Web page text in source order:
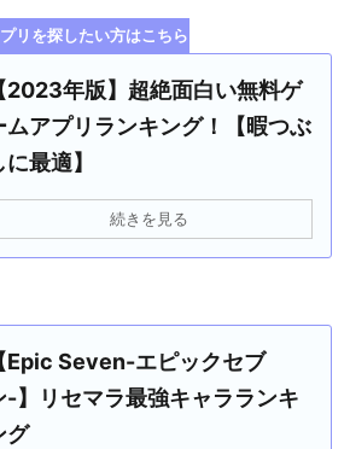
リを探したい方はこちら！
2023年版】超絶面白い無料ゲ
ムアプリランキング！【暇つぶ
に最適】
続きを見る
Epic Seven-エピックセブ
-】リセマラ最強キャラランキ
グ